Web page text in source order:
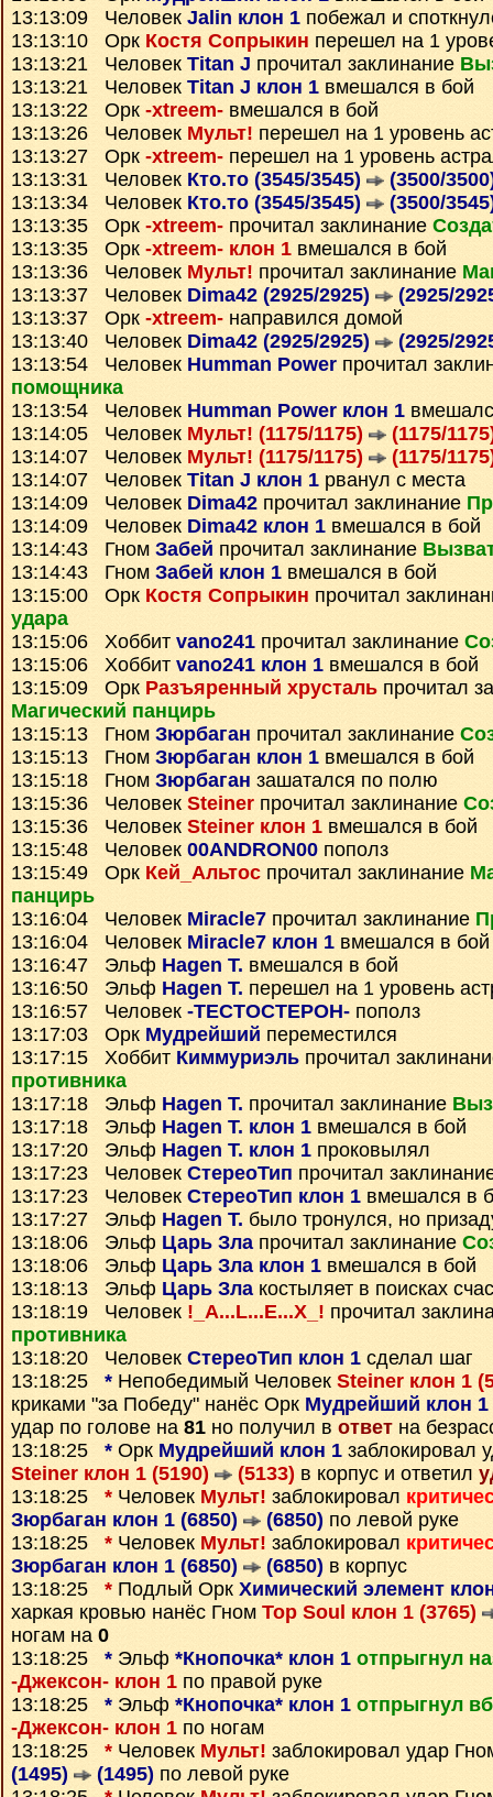
13:13:09 Человек Jalin клон 1 побежал и
13:13:10 Орк Костя Сопрыкин перешел на 1
13:13:21 Человек Titan J прочитал заклинание
13:13:21 Человек Titan J клон 1 вмешался в бой
13:13:22 Орк -xtreem- вмешался в бой
13:13:26 Человек Мульт! перешел на 1 уровень
13:13:27 Орк -xtreem- перешел на 1 уровень
13:13:31 Человек Кто.то (3545/3545)
(3500/
13:13:34 Человек Кто.то (3545/3545)
(3500/
13:13:35 Орк -xtreem- прочитал заклинание
13:13:35 Орк -xtreem- клон 1 вмешался в бой
13:13:36 Человек Мульт! прочитал заклинание
13:13:37 Человек Dima42 (2925/2925)
(2925/
13:13:37 Орк -xtreem- направился домой
13:13:40 Человек Dima42 (2925/2925)
(2925/
13:13:54 Человек Humman Power прочитал
помощника
13:13:54 Человек Humman Power клон 1
13:14:05 Человек Мульт! (1175/1175)
(1175/
13:14:07 Человек Мульт! (1175/1175)
(1175/
13:14:07 Человек Titan J клон 1 рванул с места
13:14:09 Человек Dima42 прочитал заклинание
13:14:09 Человек Dima42 клон 1 вмешался в бой
13:14:43 Гном Забей прочитал заклинание
13:14:43 Гном Забей клон 1 вмешался в бой
13:15:00 Орк Костя Сопрыкин прочитал
удара
13:15:06 Хоббит vano241 прочитал заклинание
13:15:06 Хоббит vano241 клон 1 вмешался в бой
13:15:09 Орк Разъяренный хрусталь прочитал
Магический панцирь
13:15:13 Гном Зюрбаган прочитал заклинание
13:15:13 Гном Зюрбаган клон 1 вмешался в бой
13:15:18 Гном Зюрбаган зашатался по полю
13:15:36 Человек Steiner прочитал заклинание
13:15:36 Человек Steiner клон 1 вмешался в бой
13:15:48 Человек 00ANDRON00 пополз
13:15:49 Орк Кей_Альтос прочитал заклинание
панцирь
13:16:04 Человек Miracle7 прочитал заклинание
13:16:04 Человек Miracle7 клон 1 вмешался в бой
13:16:47 Эльф Hagen T. вмешался в бой
13:16:50 Эльф Hagen T. перешел на 1 уровень
13:16:57 Человек -ТЕСТОСТЕРОН- пополз
13:17:03 Орк Мудрейший переместился
13:17:15 Хоббит Киммуриэль прочитал
противника
13:17:18 Эльф Hagen T. прочитал заклинание
13:17:18 Эльф Hagen T. клон 1 вмешался в бой
13:17:20 Эльф Hagen T. клон 1 проковылял
13:17:23 Человек СтереоТип прочитал
13:17:23 Человек СтереоТип клон 1 вмешался в
13:17:27 Эльф Hagen T. было тронулся, но
13:18:06 Эльф Царь Злапрочитал заклинание
13:18:06 Эльф Царь Зла клон 1 вмешался в бой
13:18:13 Эльф Царь Зла костыляет в поисках
13:18:19 Человек !_A...L...E...X_! прочитал
противника
13:18:20 Человек СтереоТип клон 1 сделал шаг
13:18:25 * Непобедимый Человек Steiner клон 1
криками "за Победу" нанёс Орк Мудрейший клон 1
удар по голове на 81 но получил в ответ на
13:18:25 * Орк Мудрейший клон 1 заблокировал
Steiner клон 1 (5190)
(5133) в корпус и ответил
13:18:25 * Человек Мульт! заблокировал
Зюрбаган клон 1 (6850)
(6850) по левой руке
13:18:25 * Человек Мульт! заблокировал
Зюрбаган клон 1 (6850)
(6850) в корпус
13:18:25 * Подлый Орк Химический элемент
харкая кровью нанёс Гном Top Soul клон 1 (3765)
ногам на 0
13:18:25 * Эльф *Кнопочка* клон 1 отпрыгнул
-Джексон- клон 1 по правой руке
13:18:25 * Эльф *Кнопочка* клон 1 отпрыгнул
-Джексон- клон 1 по ногам
13:18:25 * Человек Мульт! заблокировал удар
(1495)
(1495) по левой руке